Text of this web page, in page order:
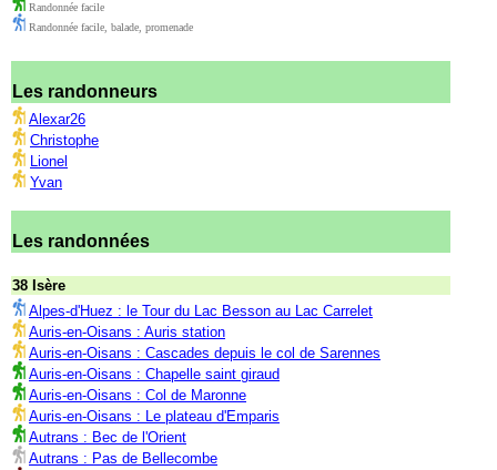
Randonnée facile
Randonnée facile, balade, promenade
Les randonneurs
Alexar26
Christophe
Lionel
Yvan
Les randonnées
38 Isère
Alpes-d'Huez : le Tour du Lac Besson au Lac Carrelet
Auris-en-Oisans : Auris station
Auris-en-Oisans : Cascades depuis le col de Sarennes
Auris-en-Oisans : Chapelle saint giraud
Auris-en-Oisans : Col de Maronne
Auris-en-Oisans : Le plateau d'Emparis
Autrans : Bec de l'Orient
Autrans : Pas de Bellecombe